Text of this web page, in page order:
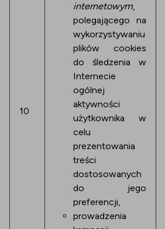
10
internetowym,
polegającego na
wykorzystywaniu
plików cookies
do śledzenia w
Internecie
ogólnej
aktywności
użytkownika w
celu
prezentowania
treści
dostosowanych
do jego
preferencji,
prowadzenia